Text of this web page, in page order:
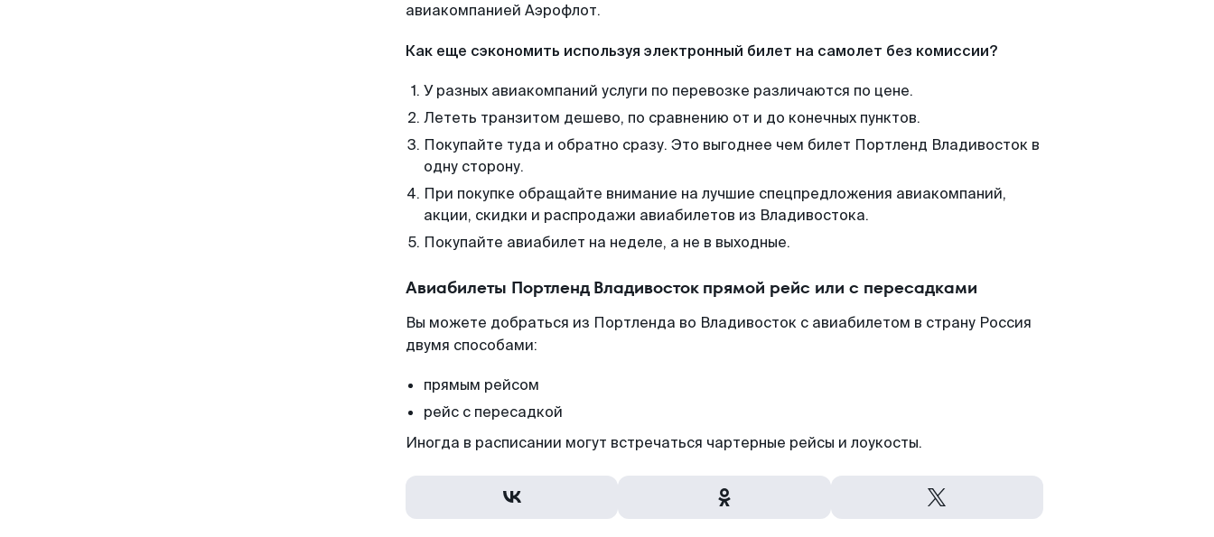
авиакомпанией Аэрофлот.
Как еще сэкономить используя электронный билет на самолет без комиссии?
У разных авиакомпаний услуги по перевозке различаются по цене.
Лететь транзитом дешево, по сравнению от и до конечных пунктов.
Покупайте туда и обратно сразу. Это выгоднее чем билет Портленд Владивосток в
одну сторону.
При покупке обращайте внимание на лучшие спецпредложения авиакомпаний,
акции, скидки и распродажи авиабилетов из Владивостока.
Покупайте авиабилет на неделе, а не в выходные.
Авиабилеты Портленд Владивосток прямой рейс или с пересадками
Вы можете добраться из Портленда во Владивосток с авиабилетом в страну Россия
двумя способами:
прямым рейсом
рейс с пересадкой
Иногда в расписании могут встречаться чартерные рейсы и лоукосты.